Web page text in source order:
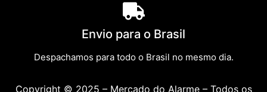
Envio para o Brasil
Despachamos para todo o Brasil no mesmo dia.
Copyright © 2025 – Mercado do Alarme – Todos os